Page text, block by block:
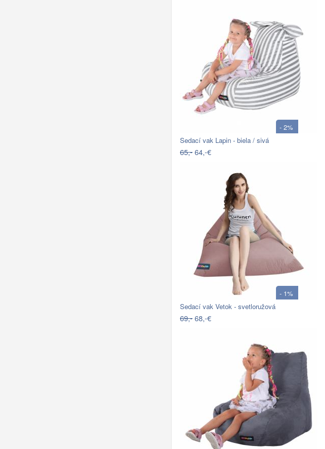
- 2%
Sedací vak Lapin - biela / sivá
65,-64,-€
- 1%
Sedací vak Vetok - svetloružová
69,-68,-€